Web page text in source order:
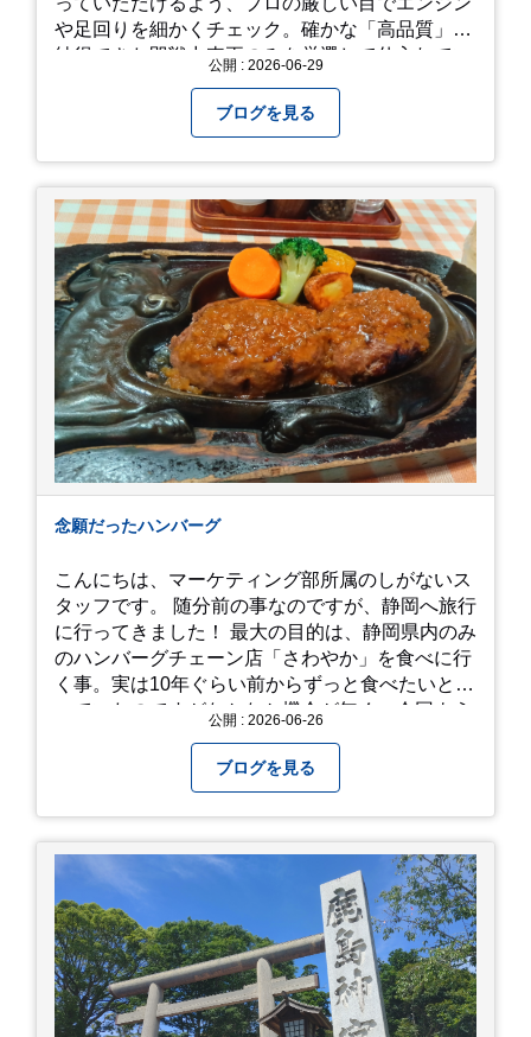
や足回りを細かくチェック。確かな「高品質」と
納得できた即戦力車両のみを厳選して仕入れてい
公開 : 2026-06-29
ブログを見る
念願だったハンバーグ
こんにちは、マーケティング部所属のしがないス
タッフです。 随分前の事なのですが、静岡へ旅行
に行ってきました！ 最大の目的は、静岡県内のみ
のハンバーグチェーン店「さわやか」を食べに行
く事。実は10年ぐらい前からずっと食べたいと思
っていたのですがなかなか機会が無く、今回よう
って待機する事になったのですが、、10時頃にも
らった整理券で、お店に入れるのは12時過ぎ頃で
した。大人気とは聞いていましたがここまでと
は、、！！ 駅前ショッピングモール内の店舗だっ
たのでお買い物をしつつ待機して遂に入店。ハン
バーグはレアな焼き加減でとってもジューシーで
最高に美味しかったです！！目の前で店員さんが
カットしてくれるのもとっても良かったです。 こ
れは何個でも行けてしまう勢い、、！！！ 皆様も
静岡へ行く予定がありましたら是非とも召し上が
って見てください！予約は行っていないようなの
公開 : 2026-06-26
ブログを見る